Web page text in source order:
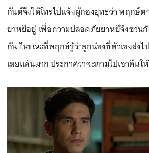
กันต์จึงได้โทรไปแจ้งผู้กองยุทธว่า พฤกษ์ต
ยาหยีอยู่ เพื่อความปลอดภัยยาหยีจึงชวน
กัน ในขณะที่พฤกษ์รู้ว่าลูกน้องที่ตัวเองส่งไ
เลยแค้นมาก ประกาศว่าจะตามไปเอาคืนใ